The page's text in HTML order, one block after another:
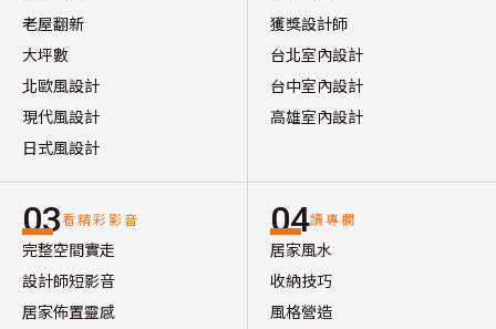
老屋翻新
大坪數
北歐風設計
現代風設計
日式風設計
獲獎設計師
台北室內設計
台中室內設計
高雄室內設計
03看精彩影音
完整空間實走
設計師短影音
居家佈置靈感
04讀專欄
居家風水
收納技巧
風格營造